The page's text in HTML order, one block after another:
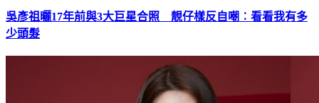
吳彥祖曬17年前與3大巨星合照 靚仔樣反自嘲︰看看我有多
少頭髮